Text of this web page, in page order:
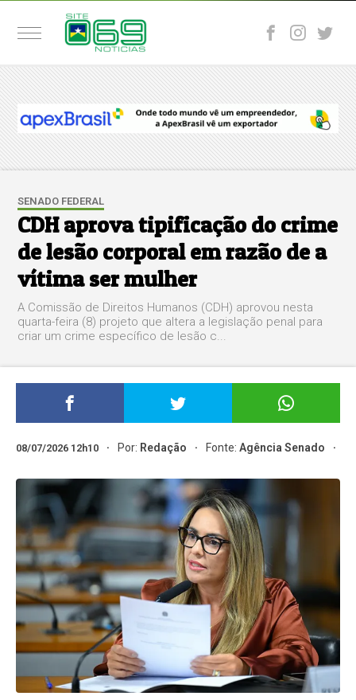
SENADO FEDERAL
CDH aprova tipificação do crime
de lesão corporal em razão de a
vítima ser mulher
A Comissão de Direitos Humanos (CDH) aprovou nesta
quarta-feira (8) projeto que altera a legislação penal para
criar um crime específico de lesão c...
08/07/2026 12h10 Por: Redação Fonte:Agência Senado